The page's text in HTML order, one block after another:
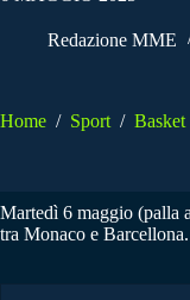
Redazione MME
Home / Sport / Basket
Martedì 6 maggio (palla
tra Monaco e